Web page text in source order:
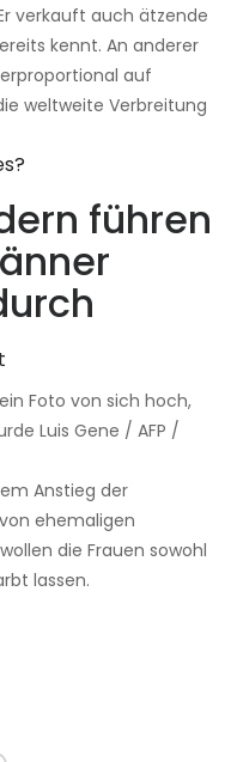
verkauft auch ätzende
kennt. An anderer
auf
weltweite Verbreitung
führen
Foto von sich hoch,
Luis Gene / AFP /
Anstieg der
ehemaligen
die Frauen sowohl
lassen.